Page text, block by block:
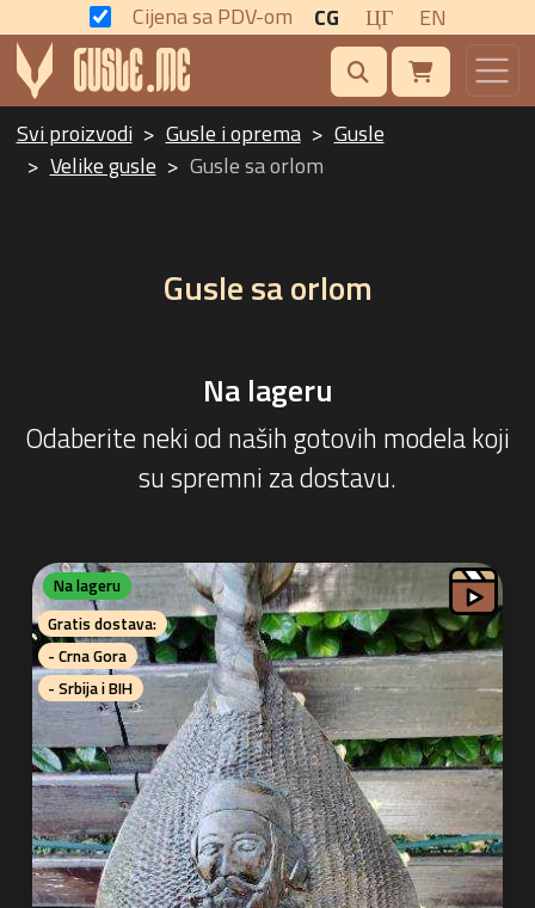
Cijena sa PDV-om CG ЦГ EN
Svi proizvodi Gusle i oprema
Gusle
Velike gusle
Gusle sa orlom
Gusle sa orlom
Na lageru
Odaberite neki od naših gotovih modela koji
su spremni za dostavu.
Na lageru
Gratis dostava:
- Crna Gora
- Srbija i BIH